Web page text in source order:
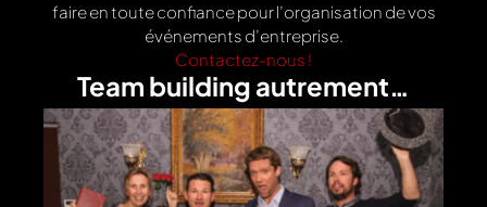
faire en toute confiance pour l’organisation de vos
événements d’entreprise.
Contactez-nous !
Team building autrement…